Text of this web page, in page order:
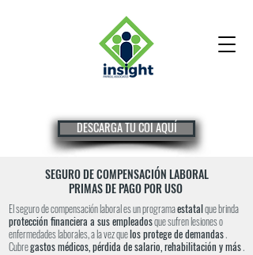
DESCARGA TU COI AQUÍ
SEGURO DE COMPENSACIÓN LABORAL
PRIMAS DE PAGO POR USO
El seguro de compensación laboral es un programaestatalque brinda
protección financiera a sus empleadosque sufren lesiones o
enfermedades laborales, a la vez quelos protege de demandas.
Cubregastos médicos, pérdida de salario, rehabilitación y más.